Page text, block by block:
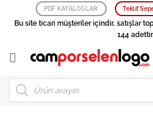
PDF KATALOGLAR Teklif
Bu site ticari müşteriler içindir, satışlar
144 adettir.
Products
search